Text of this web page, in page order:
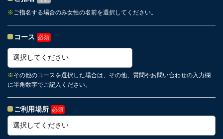
※ご指名する場合のみ女性の名前を選択してください。
コース 必須
※その他のコースを選択した場合は、その他、質問やお問い合わせの入力欄
に半角数字でご記入ください。
ご利用場所 必須